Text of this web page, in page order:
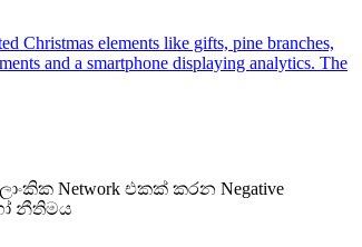
Network එකක් කරන Negative
නීතිමය